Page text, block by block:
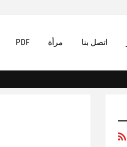
اتصل بنا مرأة PDF